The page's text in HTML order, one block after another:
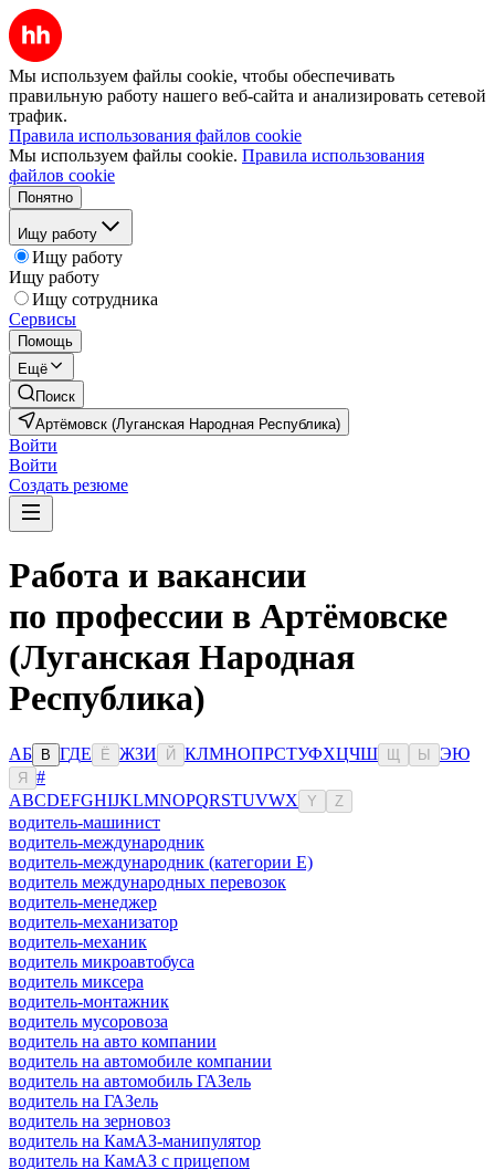
Мы используем файлы cookie, чтобы обеспечивать
правильную работу нашего веб-сайта и анализировать сетевой
трафик.
Правила использования файлов cookie
Мы используем файлы cookie. Правила использования
файлов cookie
Понятно
Ищу работу
Ищу работу
Ищу работу
Ищу сотрудника
Сервисы
Помощь
Ещё
Поиск
Артёмовск (Луганская Народная Республика)
Войти
Войти
Создать резюме
Работа и вакансии
по профессии в Артёмовске
(Луганская Народная
Республика)
АБ В ГДЕ Ё ЖЗИ Й КЛМНОПРСТУФХЦЧШ Ы ЭЮ
Я
#
ABCDEFGHIJKLMNOPQRSTUVWX Y Z
водитель-машинист
водитель-международник
водитель-международник (категории Е)
водитель международных перевозок
водитель-менеджер
водитель-механизатор
водитель-механик
водитель микроавтобуса
водитель миксера
водитель-монтажник
водитель мусоровоза
водитель на авто компании
водитель на автомобиле компании
водитель на автомобиль ГАЗель
водитель на ГАЗель
водитель на зерновоз
водитель на КамАЗ-манипулятор
водитель на КамАЗ с прицепом